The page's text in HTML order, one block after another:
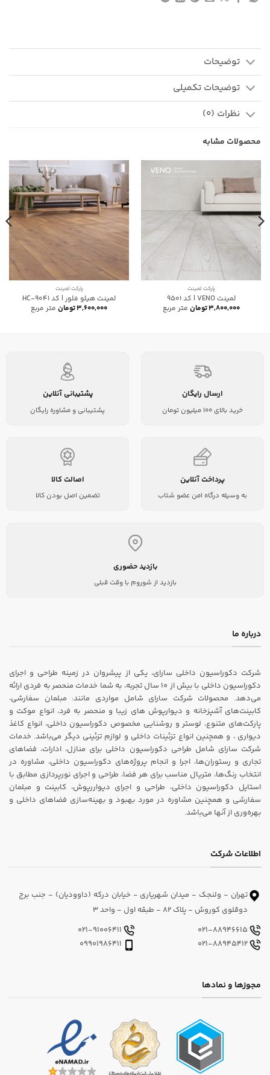
توضیحات
توضیحات تکمیلی
نظرات (0)
محصولات مشابه
پارکت لمینت
لمینت VENO | کد 9501
۳,۸۰۰,۰۰۰تومان متر مربع
پارکت لمینت
لمینت هیلو فلور | کد HC-9041
۳,۶۰۰,۰۰۰تومان متر مربع
ارسال رایگان
خرید بالای 100 میلیون تومان
پشتیبانی آنلاین
پشتیبانی و مشاوره رایگان
پرداخت آنلاین
به وسیله درگاه امن عضو شتاب
اصالت کالا
تضمین اصل بودن کالا
بازدید حضوری
بازدید از شوروم با وقت قبلی
درباره ما
شرکت دکوراسیون داخلی سارای، یکی از پیشروان در زمینه طراحی و اجرای
دکوراسیون داخلی با بیش از ۱۰ سال تجربه، به شما خدمات منحصر به فردی ارائه
می‌دهد. محصولات شرکت سارای شامل مواردی مانند: مبلمان سفارشی،
کابینت‌های آشپزخانه و دیوارپوش های زیبا و منحصر به فرد، انواع موکت و
پارکت‌های متنوع، لوستر و روشنایی مخصوص دکوراسیون داخلی، انواع کاغذ
دیواری ، و همچنین انواع تزئینات داخلی و لوازم تزئینی دیگر می‌باشد. خدمات
شرکت سارای شامل طراحی دکوراسیون داخلی برای منازل، ادارات، فضاهای
تجاری و رستوران‌ها، اجرا و انجام پروژه‌های دکوراسیون داخلی، مشاوره در
انتخاب رنگ‌ها، متریال مناسب برای هر فضا، طراحی و اجرای نورپردازی مطابق با
استایل دکوراسیون داخلی، طراحی و اجرای دیواررپوش، کابینت و مبلمان
سفارشی و همچنین مشاوره در مورد بهبود و بهینه‌سازی فضاهای داخلی و
بهره‌وری از آنها می‌باشد.
اطلاعات شرکت
تهران - ولنجک - میدان شهریاری - خیابان درکه (داوودیان) - جنب برج
دوقلوی کوروش - پلاک 82 - طبقه اول - واحد 3
مجوزها و نمادها